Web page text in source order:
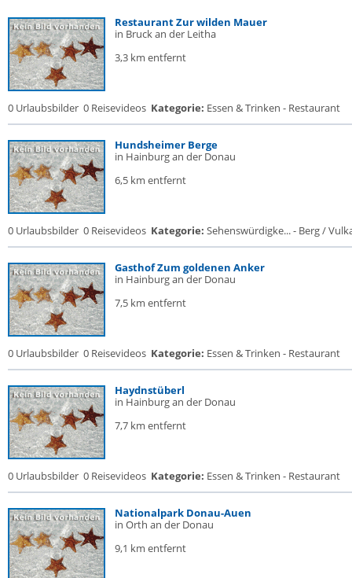
Restaurant Zur wilden Mauer
in Bruck an der Leitha
3,3 km entfernt
0 Urlaubsbilder 0 Reisevideos Kategorie: Essen & Trinken - Restaurant
Hundsheimer Berge
in Hainburg an der Donau
6,5 km entfernt
0 Urlaubsbilder 0 Reisevideos Kategorie: Sehenswürdigke... - Berg /
Gasthof Zum goldenen Anker
in Hainburg an der Donau
7,5 km entfernt
0 Urlaubsbilder 0 Reisevideos Kategorie: Essen & Trinken - Restaurant
Haydnstüberl
in Hainburg an der Donau
7,7 km entfernt
0 Urlaubsbilder 0 Reisevideos Kategorie: Essen & Trinken - Restaurant
Nationalpark Donau-Auen
in Orth an der Donau
9,1 km entfernt